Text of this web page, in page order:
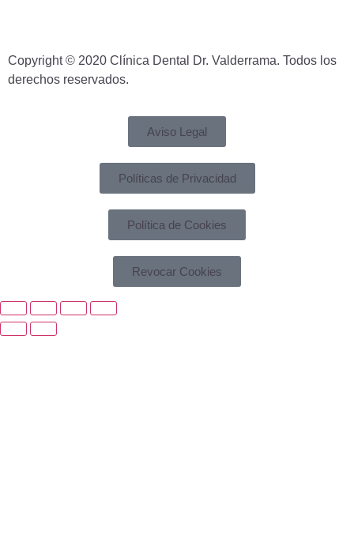
Copyright © 2020 Clínica Dental Dr. Valderrama. Todos los
derechos reservados.
Aviso Legal
Políticas de Privacidad
Política de Cookies
Revocar Cookies